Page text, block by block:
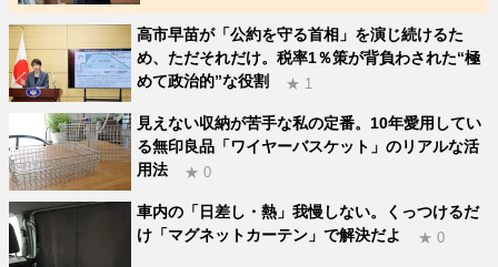
高市早苗が「公約を守る首相」を演じ続けるた
め、ただそれだけ。税率1％策が背負わされた“極
めて政治的”な役割
★ 1
見えない収納が苦手な私の定番。10年愛用してい
る無印良品「ワイヤーバスケット」のリアルな活
用法
★ 0
車内の「日差し・熱」我慢しない。くっつけるだ
け「マグネットカーテン」で解決だよ
★ 0